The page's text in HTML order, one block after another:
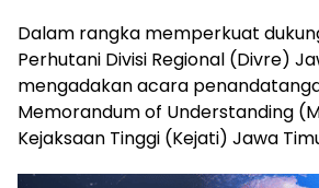
Dalam rangka memperkuat
Perhutani Divisi Regional (Divre)
mengadakan acara
Memorandum of Understanding
Kejaksaan Tinggi (Kejati) Jawa